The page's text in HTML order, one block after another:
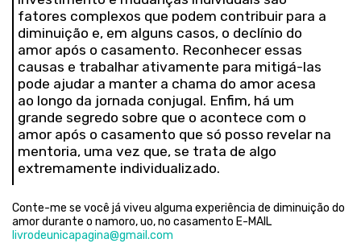
fatores complexos que podem contribuir para a
diminuição e, em alguns casos, o declínio do
amor após o casamento. Reconhecer essas
causas e trabalhar ativamente para mitigá-las
pode ajudar a manter a chama do amor acesa
ao longo da jornada conjugal. Enfim, há um
grande segredo sobre que o acontece com o
amor após o casamento que só posso revelar na
mentoria, uma vez que, se trata de algo
extremamente individualizado.
Conte-me se você já viveu alguma experiência de diminuição do
amor durante o namoro, uo, no casamento E-MAIL
livrodeunicapagina@gmail.com